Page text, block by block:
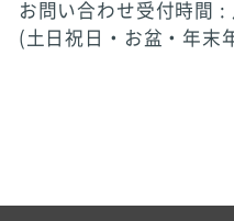
お問い合わせ受付時間 :
(土日祝日・お盆・年末